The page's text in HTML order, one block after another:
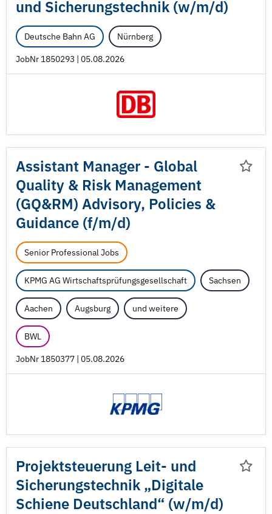
und Sicherungstechnik (w/m/d)
Deutsche Bahn AG Nürnberg
JobNr 1850293 | 05.08.2026
Assistant Manager - Global
Quality & Risk Management
(GQ&RM) Advisory, Policies &
Guidance (f/m/d)
Senior Professional Jobs
KPMG AG Wirtschaftsprüfungsgesellschaft Sachsen
Aachen Augsburg und weitere
BWL
JobNr 1850377 | 05.08.2026
Projektsteuerung Leit- und
Sicherungstechnik „Digitale
Schiene Deutschland“ (w/m/d)